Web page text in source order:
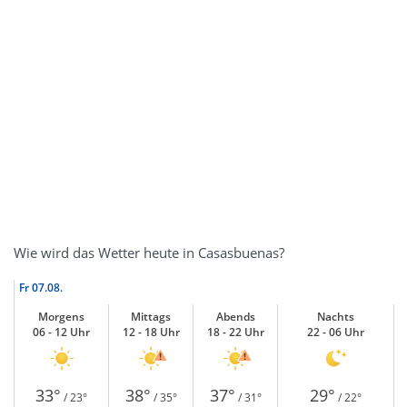
Wie wird das Wetter heute in Casasbuenas?
Fr07.08.
Morgens
06 - 12 Uhr
Mittags
12 - 18 Uhr
Abends
18 - 22 Uhr
Nachts
22 - 06 Uhr
33° / 23° 38° / 35° 37° / 31° 29° / 22°